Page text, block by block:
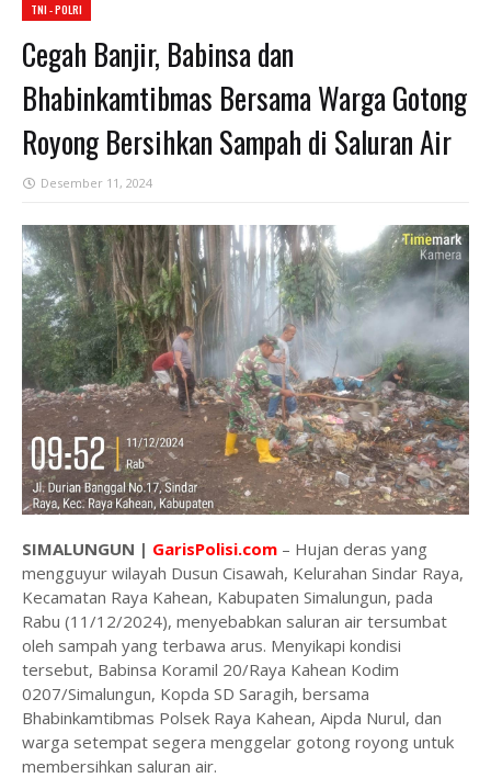
TNI - POLRI
Cegah Banjir, Babinsa dan
Bhabinkamtibmas Bersama Warga Gotong
Royong Bersihkan Sampah di Saluran Air
Desember 11, 2024
SIMALUNGUN | GarisPolisi.com – Hujan deras yang
mengguyur wilayah Dusun Cisawah, Kelurahan Sindar Raya,
Kecamatan Raya Kahean, Kabupaten Simalungun, pada
Rabu (11/12/2024), menyebabkan saluran air tersumbat
oleh sampah yang terbawa arus. Menyikapi kondisi
tersebut, Babinsa Koramil 20/Raya Kahean Kodim
0207/Simalungun, Kopda SD Saragih, bersama
Bhabinkamtibmas Polsek Raya Kahean, Aipda Nurul, dan
warga setempat segera menggelar gotong royong untuk
membersihkan saluran air.